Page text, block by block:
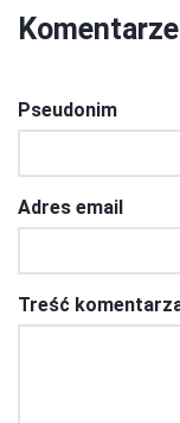
Komentarze
Pseudonim
Adres email
Treść